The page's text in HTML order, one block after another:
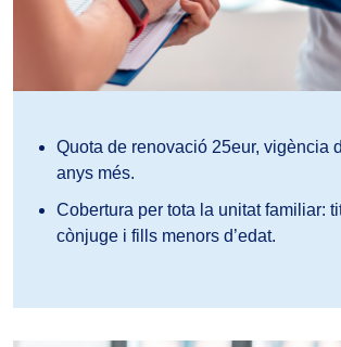
Quota de renovació 25eur, vigència
anys més.
Cobertura per tota la unitat familiar:
cònjuge i fills menors d’edat.